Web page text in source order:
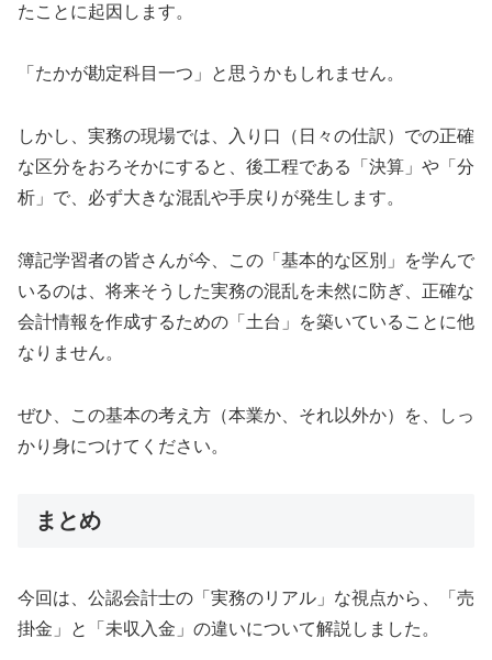
たことに起因します。
「たかが勘定科目一つ」と思うかもしれません。
しかし、実務の現場では、入り口（日々の仕訳）での正確
な区分をおろそかにすると、後工程である「決算」や「分
析」で、必ず大きな混乱や手戻りが発生します。
簿記学習者の皆さんが今、この「基本的な区別」を学んで
いるのは、将来そうした実務の混乱を未然に防ぎ、正確な
会計情報を作成するための「土台」を築いていることに他
なりません。
ぜひ、この基本の考え方（本業か、それ以外か）を、しっ
かり身につけてください。
まとめ
今回は、公認会計士の「実務のリアル」な視点から、「売
掛金」と「未収入金」の違いについて解説しました。